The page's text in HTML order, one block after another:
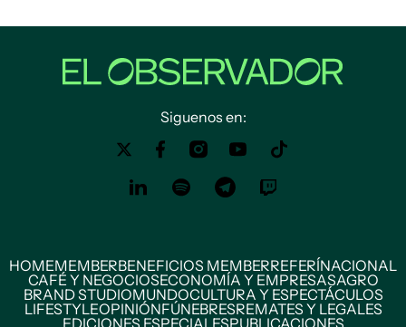
Siguenos en:
HOMEMEMBERBENEFICIOS MEMBERREFERÍNACIONAL
CAFÉ Y NEGOCIOSECONOMÍA Y EMPRESASAGRO
BRAND STUDIOMUNDOCULTURA Y ESPECTÁCULOS
LIFESTYLEOPINIÓNFÚNEBRESREMATES Y LEGALES